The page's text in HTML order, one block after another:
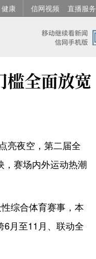
健康 信网视频 直播服务
槛全面放宽
亮夜空，第二届全
，赛场内外运动热潮
综合体育赛事，本
6月至11月、联动全